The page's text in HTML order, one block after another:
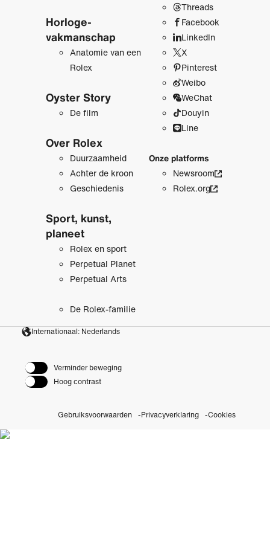
Horloge­
vakmanschap
Anatomie van een
Rolex
Oyster Story
De film
Over Rolex
Duurzaamheid
Achter de kroon
Geschiedenis
Sport, kunst,
planeet
Rolex en sport
Perpetual Planet
Perpetual Arts
De Rolex-familie
Threads
Facebook
LinkedIn
X
Pinterest
Weibo
WeChat
Douyin
Line
Onze platforms
Newsroom
Rolex.org
Internationaal: Nederlands
Verminder beweging
Hoog contrast
Gebruiksvoorwaarden Privacyverklaring Cookies